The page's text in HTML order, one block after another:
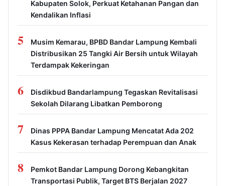
Kabupaten Solok, Perkuat Ketahanan Pangan dan
Kendalikan Inflasi
5
Musim Kemarau, BPBD Bandar Lampung Kembali
Distribusikan 25 Tangki Air Bersih untuk Wilayah
Terdampak Kekeringan
6
Disdikbud Bandarlampung Tegaskan Revitalisasi
Sekolah Dilarang Libatkan Pemborong
7
Dinas PPPA Bandar Lampung Mencatat Ada 202
Kasus Kekerasan terhadap Perempuan dan Anak
8
Pemkot Bandar Lampung Dorong Kebangkitan
Transportasi Publik, Target BTS Berjalan 2027